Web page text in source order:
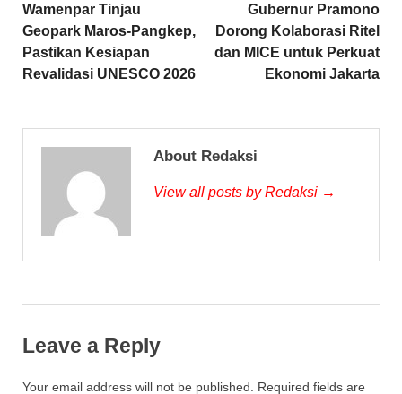
Wamenpar Tinjau
Geopark Maros-Pangkep,
Pastikan Kesiapan
Revalidasi UNESCO 2026
Gubernur Pramono
Dorong Kolaborasi Ritel
dan MICE untuk Perkuat
Ekonomi Jakarta
About Redaksi
View all posts by Redaksi →
Leave a Reply
Your email address will not be published. Required fields are